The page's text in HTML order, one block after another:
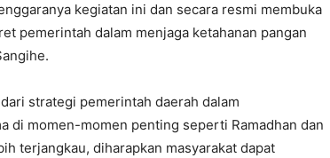
kegiatan ini dan secara resmi membuka
pemerintah dalam menjaga ketahanan pangan
strategi pemerintah daerah dalam
di momen-momen penting seperti Ramadhan dan
terjangkau, diharapkan masyarakat dapat